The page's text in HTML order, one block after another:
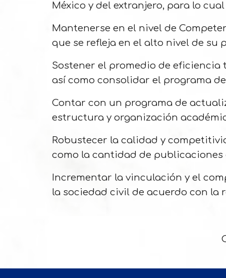
México y del extranjero, para lo
Mantenerse en el nivel de
que se refleja en el alto nivel de su
Sostener el promedio de eficiencia
así como consolidar el programa
Contar con un programa de
estructura y organización
Robustecer la calidad y
como la cantidad de publicaciones
Incrementar la vinculación y el
la sociedad civil de acuerdo con